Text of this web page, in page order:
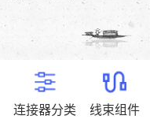
连接器分类 线束组件